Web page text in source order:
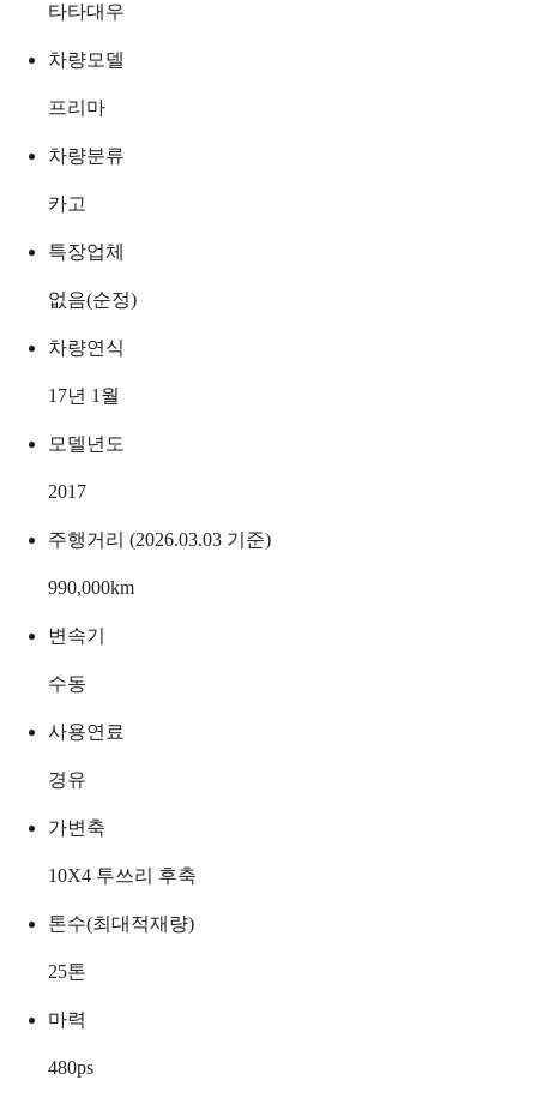
타타대우
차량모델
프리마
차량분류
카고
특장업체
없음(순정)
차량연식
17년 1월
모델년도
2017
주행거리 (2026.03.03 기준)
990,000km
변속기
수동
사용연료
경유
가변축
10X4 투쓰리 후축
톤수(최대적재량)
25톤
마력
480ps